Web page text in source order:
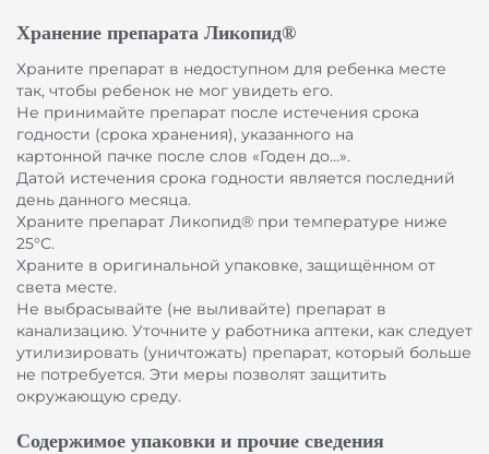
Хранение препарата Ликопид®
Храните препарат в недоступном для ребенка месте
так, чтобы ребенок не мог увидеть его.
Не принимайте препарат после истечения срока
годности (срока хранения), указанного на
картонной пачке после слов «Годен до…».
Датой истечения срока годности является последний
день данного месяца.
Храните препарат Ликопид® при температуре ниже
25°С.
Храните в оригинальной упаковке, защищённом от
света месте.
Не выбрасывайте (не выливайте) препарат в
канализацию. Уточните у работника аптеки, как следует
утилизировать (уничтожать) препарат, который больше
не потребуется. Эти меры позволят защитить
окружающую среду.
Содержимое упаковки и прочие сведения